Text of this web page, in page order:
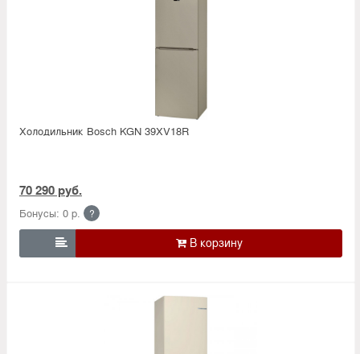
Холодильник Bosсh KGN 39XV18R
70 290 руб.
Бонусы: 0 р. ?
